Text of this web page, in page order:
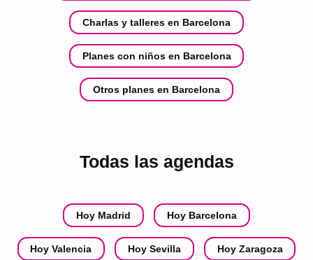
Charlas y talleres en Barcelona
Planes con niños en Barcelona
Otros planes en Barcelona
Todas las agendas
Hoy Madrid Hoy Barcelona
Hoy Valencia Hoy Sevilla Hoy Zaragoza